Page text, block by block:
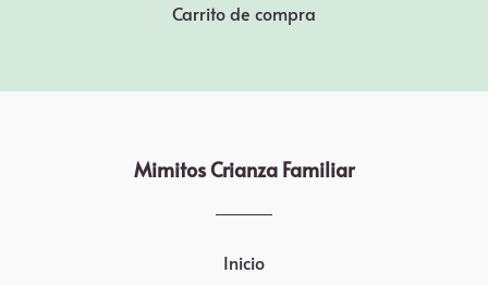
Carrito de compra
Mimitos Crianza Familiar
Inicio